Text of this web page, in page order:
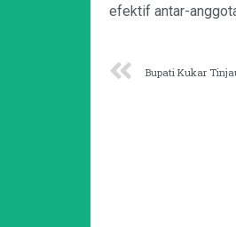
efektif antar-